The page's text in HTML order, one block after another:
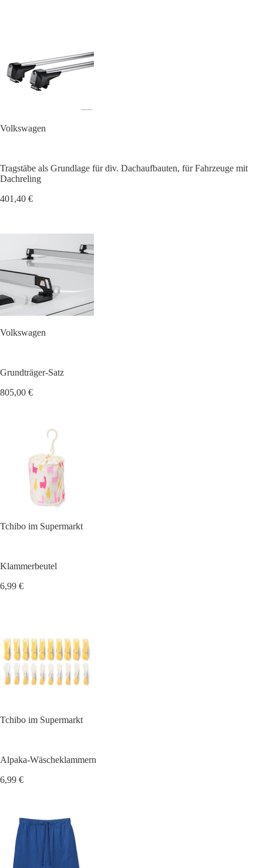
Volkswagen
Tragstäbe als Grundlage für div. Dachaufbauten, für Fahrzeuge mit
Dachreling
401,40 €
Volkswagen
Grundträger-Satz
805,00 €
Tchibo im Supermarkt
Klammerbeutel
6,99 €
Tchibo im Supermarkt
Alpaka-Wäscheklammern
6,99 €